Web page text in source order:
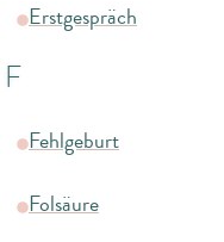
Erstgespräch
F
Fehlgeburt
Folsäure